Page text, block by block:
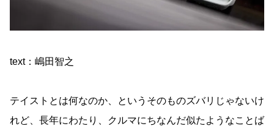
text：嶋田智之
テイストとは何なのか、というそのものズバリじゃないけ
れど、長年にわたり、クルマにちなんだ似たようなことば